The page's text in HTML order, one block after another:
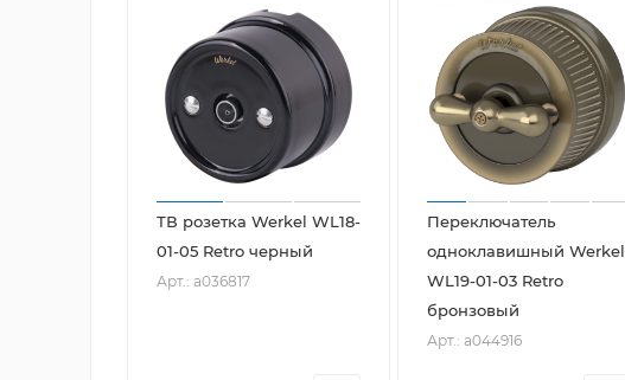
ТВ розетка Werkel WL18-
01-05 Retro черный
Арт.: a036817
Переключатель
одноклавишный Werkel
WL19-01-03 Retro
бронзовый
Арт.: a044916